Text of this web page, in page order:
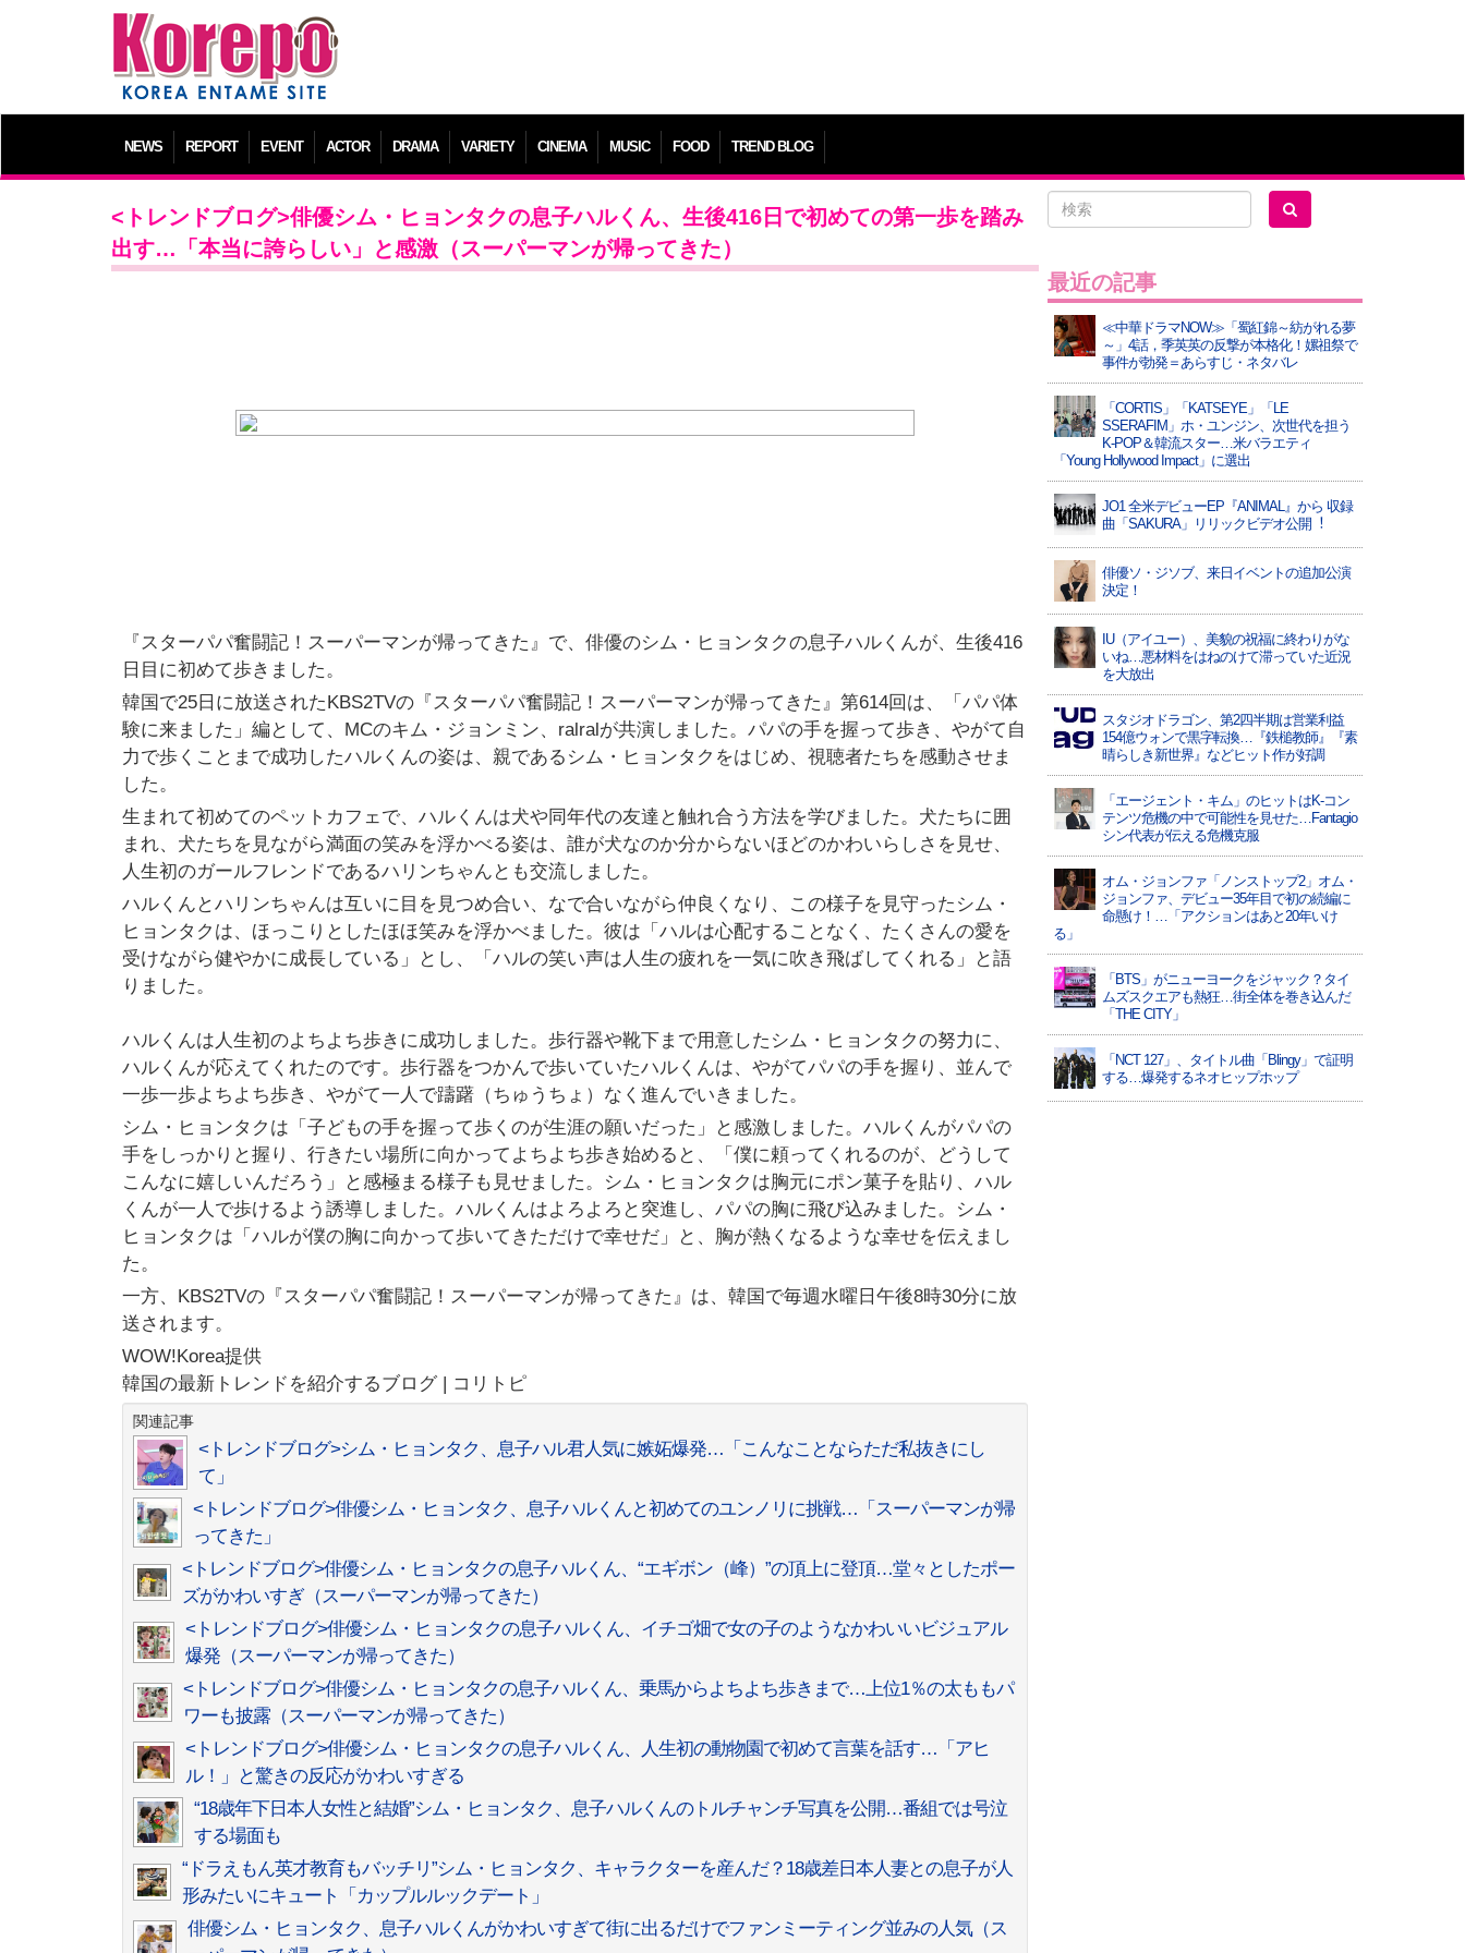
NEWS REPORT EVENT ACTOR DRAMA VARIETY CINEMA MUSIC FOOD TREND BLOG
<トレンドブログ>俳優シム・ヒョンタクの息子ハルくん、生後416日で初めての第一歩を踏み
出す…「本当に誇らしい」と感激（スーパーマンが帰ってきた）
『スターパパ奮闘記！スーパーマンが帰ってきた』で、俳優のシム・ヒョンタクの息子ハルくんが、生後416
日目に初めて歩きました。
韓国で25日に放送されたKBS2TVの『スターパパ奮闘記！スーパーマンが帰ってきた』第614回は、「パパ体
験に来ました」編として、MCのキム・ジョンミン、ralralが共演しました。パパの手を握って歩き、やがて自
力で歩くことまで成功したハルくんの姿は、親であるシム・ヒョンタクをはじめ、視聴者たちを感動させま
した。
生まれて初めてのペットカフェで、ハルくんは犬や同年代の友達と触れ合う方法を学びました。犬たちに囲
まれ、犬たちを見ながら満面の笑みを浮かべる姿は、誰が犬なのか分からないほどのかわいらしさを見せ、
人生初のガールフレンドであるハリンちゃんとも交流しました。
ハルくんとハリンちゃんは互いに目を見つめ合い、なで合いながら仲良くなり、この様子を見守ったシム・
ヒョンタクは、ほっこりとしたほほ笑みを浮かべました。彼は「ハルは心配することなく、たくさんの愛を
受けながら健やかに成長している」とし、「ハルの笑い声は人生の疲れを一気に吹き飛ばしてくれる」と語
りました。
ハルくんは人生初のよちよち歩きに成功しました。歩行器や靴下まで用意したシム・ヒョンタクの努力に、
ハルくんが応えてくれたのです。歩行器をつかんで歩いていたハルくんは、やがてパパの手を握り、並んで
一歩一歩よちよち歩き、やがて一人で躊躇（ちゅうちょ）なく進んでいきました。
シム・ヒョンタクは「子どもの手を握って歩くのが生涯の願いだった」と感激しました。ハルくんがパパの
手をしっかりと握り、行きたい場所に向かってよちよち歩き始めると、「僕に頼ってくれるのが、どうして
こんなに嬉しいんだろう」と感極まる様子も見せました。シム・ヒョンタクは胸元にポン菓子を貼り、ハル
くんが一人で歩けるよう誘導しました。ハルくんはよろよろと突進し、パパの胸に飛び込みました。シム・
ヒョンタクは「ハルが僕の胸に向かって歩いてきただけで幸せだ」と、胸が熱くなるような幸せを伝えまし
た。
一方、KBS2TVの『スターパパ奮闘記！スーパーマンが帰ってきた』は、韓国で毎週水曜日午後8時30分に放
送されます。
WOW!Korea提供
韓国の最新トレンドを紹介するブログ | コリトピ
関連記事
<トレンドブログ>シム・ヒョンタク、息子ハル君人気に嫉妬爆発…「こんなことならただ私抜きにし
て」
<トレンドブログ>俳優シム・ヒョンタク、息子ハルくんと初めてのユンノリに挑戦…「スーパーマンが帰
ってきた」
<トレンドブログ>俳優シム・ヒョンタクの息子ハルくん、“エギボン（峰）”の頂上に登頂…堂々としたポー
ズがかわいすぎ（スーパーマンが帰ってきた）
<トレンドブログ>俳優シム・ヒョンタクの息子ハルくん、イチゴ畑で女の子のようなかわいいビジュアル
爆発（スーパーマンが帰ってきた）
<トレンドブログ>俳優シム・ヒョンタクの息子ハルくん、乗馬からよちよち歩きまで…上位1％の太ももパ
ワーも披露（スーパーマンが帰ってきた）
<トレンドブログ>俳優シム・ヒョンタクの息子ハルくん、人生初の動物園で初めて言葉を話す…「アヒ
ル！」と驚きの反応がかわいすぎる
“18歳年下日本人女性と結婚”シム・ヒョンタク、息子ハルくんのトルチャンチ写真を公開…番組では号泣
する場面も
“ドラえもん英才教育もバッチリ”シム・ヒョンタク、キャラクターを産んだ？18歳差日本人妻との息子が人
形みたいにキュート「カップルルックデート」
俳優シム・ヒョンタク、息子ハルくんがかわいすぎて街に出るだけでファンミーティング並みの人気（ス
最近の記事
≪中華ドラマNOW≫「蜀紅錦～紡がれる夢
～」4話，季英英の反撃が本格化！嫘祖祭で
事件が勃発＝あらすじ・ネタバレ
「CORTIS」「KATSEYE」「LE
SSERAFIM」ホ・ユンジン、次世代を担う
K-POP＆韓流スター…米バラエティ
「Young Hollywood Impact」に選出
JO1 全⽶デビューEP『ANIMAL』から 収録
曲「SAKURA」リリックビデオ公開︕
俳優ソ・ジソブ、来日イベントの追加公演
決定！
IU（アイユー）、美貌の祝福に終わりがな
いね…悪材料をはねのけて滞っていた近況
を大放出
スタジオドラゴン、第2四半期は営業利益
154億ウォンで黒字転換…『鉄槌教師』『素
晴らしき新世界』などヒット作が好調
「エージェント・キム」のヒットはK-コン
テンツ危機の中で可能性を見せた…Fantagio
シン代表が伝える危機克服
オム・ジョンファ「ノンストップ2」オム・
ジョンファ、デビュー35年目で初の続編に
命懸け！…「アクションはあと20年いけ
る」
「BTS」がニューヨークをジャック？タイ
ムズスクエアも熱狂…街全体を巻き込んだ
「THE CITY」
「NCT 127」、タイトル曲「Blingy」で証明
する…爆発するネオヒップホップ